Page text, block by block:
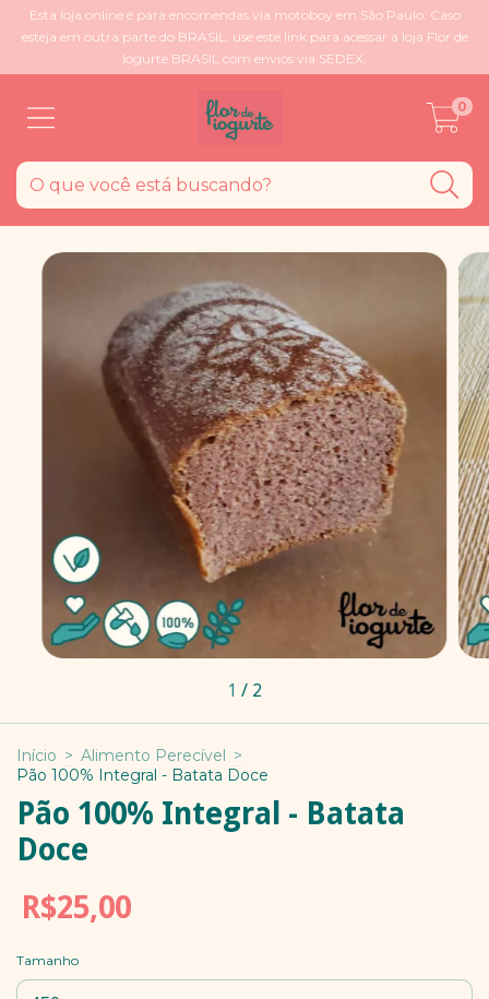
Esta loja online é para encomendas via motoboy em São Paulo. Caso
esteja em outra parte do BRASIL, use este link para acessar a loja Flor de
Iogurte BRASIL com envios via SEDEX.
0
1 / 2
Início > Alimento Perecível >
Pão 100% Integral - Batata Doce
Pão 100% Integral - Batata
Doce
R$25,00
Tamanho